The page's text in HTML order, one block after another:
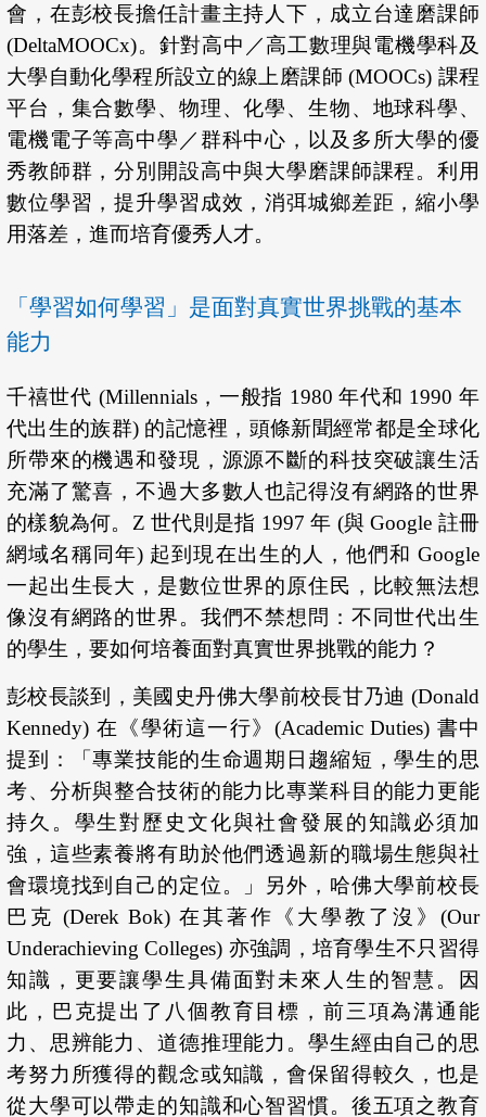
會，在彭校長擔任計畫主持人下，成立台達磨課師
(DeltaMOOCx)。針對高中／高工數理與電機學科及
大學自動化學程所設立的線上磨課師 (MOOCs) 課程
平台，集合數學、物理、化學、生物、地球科學、
電機電子等高中學／群科中心，以及多所大學的優
秀教師群，分別開設高中與大學磨課師課程。利用
數位學習，提升學習成效，消弭城鄉差距，縮小學
用落差，進而培育優秀人才。
「學習如何學習」是面對真實世界挑戰的基本
能力
千禧世代 (Millennials，一般指 1980 年代和 1990 年
代出生的族群) 的記憶裡，頭條新聞經常都是全球化
所帶來的機遇和發現，源源不斷的科技突破讓生活
充滿了驚喜，不過大多數人也記得沒有網路的世界
的樣貌為何。Z 世代則是指 1997 年 (與 Google 註冊
網域名稱同年) 起到現在出生的人，他們和 Google
一起出生長大，是數位世界的原住民，比較無法想
像沒有網路的世界。我們不禁想問：不同世代出生
的學生，要如何培養面對真實世界挑戰的能力？
彭校長談到，美國史丹佛大學前校長甘乃迪 (Donald
Kennedy) 在《學術這一行》(Academic Duties) 書中
提到：「專業技能的生命週期日趨縮短，學生的思
考、分析與整合技術的能力比專業科目的能力更能
持久。學生對歷史文化與社會發展的知識必須加
強，這些素養將有助於他們透過新的職場生態與社
會環境找到自己的定位。」另外，哈佛大學前校長
巴克 (Derek Bok) 在其著作《大學教了沒》(Our
Underachieving Colleges) 亦強調，培育學生不只習得
知識，更要讓學生具備面對未來人生的智慧。因
此，巴克提出了八個教育目標，前三項為溝通能
力、思辨能力、道德推理能力。學生經由自己的思
考努力所獲得的觀念或知識，會保留得較久，也是
從大學可以帶走的知識和心智習慣。後五項之教育